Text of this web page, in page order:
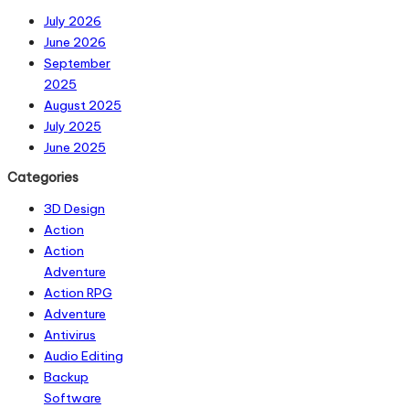
July 2026
June 2026
September
2025
August 2025
July 2025
June 2025
Categories
3D Design
Action
Action
Adventure
Action RPG
Adventure
Antivirus
Audio Editing
Backup
Software